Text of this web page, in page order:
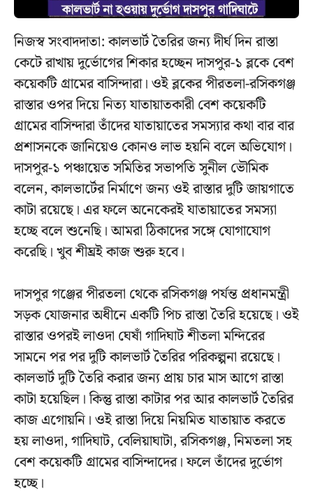
নিজস্ব সংবাদদাতা: কালভার্ট তৈরির জন্য দীর্ঘ দিন রাস্তা
কেটে রাখায় দুর্ভোগের শিকার হচ্ছেন দাসপুর-১ ব্লকে বেশ
কয়েকটি গ্রামের বাসিন্দারা। ওই ব্লকের পীরতলা-রসিকগঞ্জ
রাস্তার ওপর দিয়ে নিত্য যাতায়াতকারী বেশ কয়েকটি
গ্রামের বাসিন্দারা তাঁদের যাতায়াতের সমস্যার কথা বার বার
প্রশাসনকে জানিয়েও কোনও লাভ হয়নি বলে অভিযোগ।
দাসপুর-১ পঞ্চায়েত সমিতির সভাপতি সুনীল ভৌমিক
বলেন, কালভার্টের নির্মাণে জন্য ওই রাস্তার দুটি জায়গাতে
কাটা রয়েছে। এর ফলে অনেকেরই যাতায়াতের সমস্যা
হচ্ছে বলে শুনেছি। আমরা ঠিকাদের সঙ্গে যোগাযোগ
করেছি। খুব শীঘ্রই কাজ শুরু হবে।
দাসপুর গঞ্জের পীরতলা থেকে রসিকগঞ্জ পর্যন্ত প্রধানমন্ত্রী
সড়ক যোজনার অধীনে একটি পিচ রাস্তা তৈরি হয়েছে। ওই
রাস্তার ওপরই লাওদা ঘেষাঁ গাদিঘাট শীতলা মন্দিরের
সামনে পর পর দুটি কালভার্ট তৈরির পরিকল্পনা রয়েছে।
কালভার্ট দুটি তৈরি করার জন্য প্রায় চার মাস আগে রাস্তা
কাটা হয়েছিল। কিন্তু রাস্তা কাটার পর আর কালভার্ট তৈরির
কাজ এগোয়নি। ওই রাস্তা দিয়ে নিয়মিত যাতায়াত করতে
হয় লাওদা, গাদিঘাট, বেলিয়াঘাটা, রসিকগঞ্জ, নিমতলা সহ
বেশ কয়েকটি গ্রামের বাসিন্দাদের। ফলে তাঁদের দুর্ভোগ
হচ্ছে।